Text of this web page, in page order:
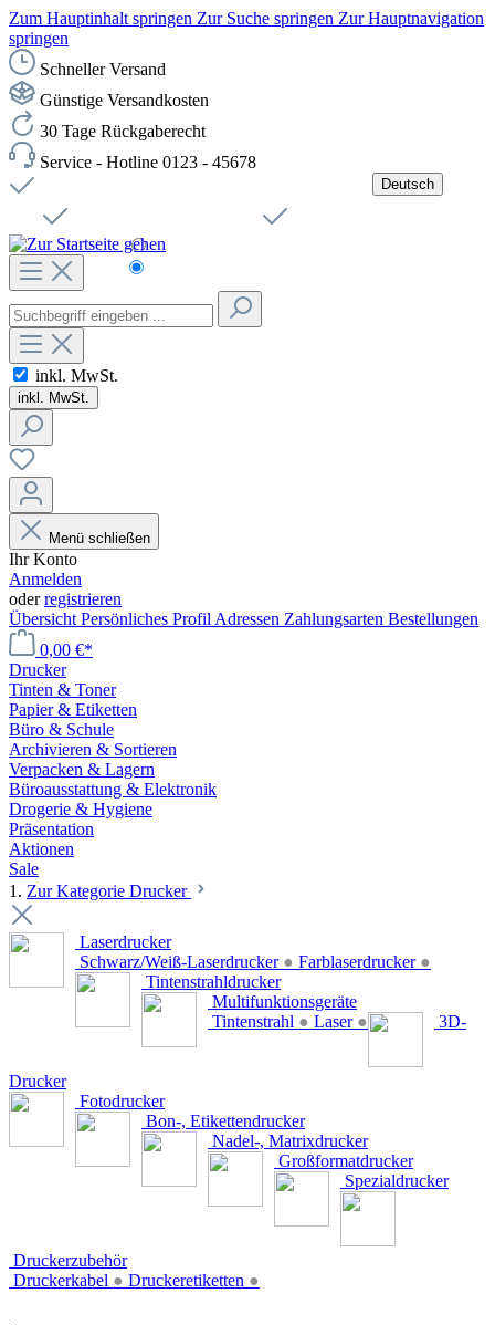
Zum Hauptinhalt springen Zur Suche springen Zur Hauptnavigation
springen
Schneller Versand
Günstige Versandkosten
30 Tage Rückgaberecht
Service - Hotline 0123 - 45678
Deutsch
Čeština
inkl. MwSt.
inkl. MwSt.
Menü schließen
Ihr Konto
Anmelden
oderregistrieren
Übersicht Persönliches Profil Adressen Zahlungsarten Bestellungen
0,00 €*
Drucker
Tinten & Toner
Papier & Etiketten
Büro & Schule
Archivieren & Sortieren
Verpacken & Lagern
Büroausstattung & Elektronik
Drogerie & Hygiene
Präsentation
Aktionen
Sale
1. Zur Kategorie Drucker
Laserdrucker
Schwarz/Weiß-Laserdrucker ● Farblaserdrucker ●
Tintenstrahldrucker
Multifunktionsgeräte
Tintenstrahl ● Laser ● 3D-
Drucker
Fotodrucker
Bon-, Etikettendrucker
Nadel-, Matrixdrucker
Großformatdrucker
Spezialdrucker
Druckerzubehör
Druckerkabel ● Druckeretiketten ●